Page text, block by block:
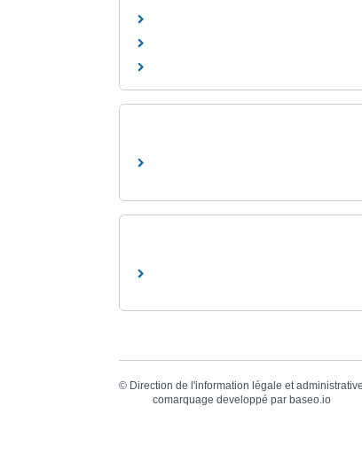
© Direction de l'information légale et administrative
comarquage developpé par baseo.io